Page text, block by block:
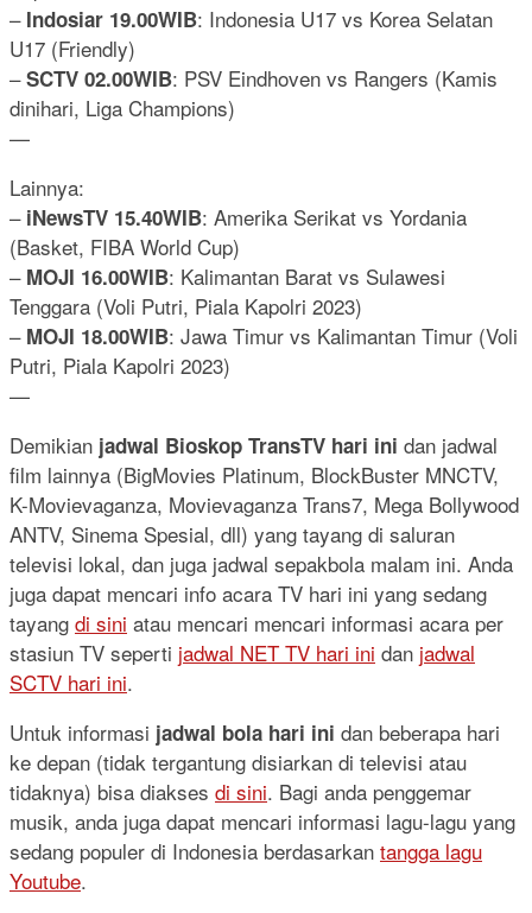
– Indosiar 19.00WIB: Indonesia U17 vs Korea Selatan
U17 (Friendly)
–SCTV 02.00WIB: PSV Eindhoven vs Rangers (Kamis
dinihari, Liga Champions)
—
Lainnya:
– iNewsTV 15.40WIB: Amerika Serikat vs Yordania
(Basket, FIBA World Cup)
– MOJI 16.00WIB: Kalimantan Barat vs Sulawesi
Tenggara (Voli Putri, Piala Kapolri 2023)
– MOJI 18.00WIB: Jawa Timur vs Kalimantan Timur (Voli
Putri, Piala Kapolri 2023)
—
Demikian jadwal Bioskop TransTV hari ini dan jadwal
film lainnya (BigMovies Platinum, BlockBuster MNCTV,
K-Movievaganza, Movievaganza Trans7, Mega Bollywood
ANTV, Sinema Spesial, dll) yang tayang di saluran
televisi lokal, dan juga jadwal sepakbola malam ini. Anda
juga dapat mencari info acara TV hari ini yang sedang
tayang di sini atau mencari mencari informasi acara per
stasiun TV seperti jadwal NET TV hari ini dan jadwal
SCTV hari ini.
Untuk informasi jadwal bola hari ini dan beberapa hari
ke depan (tidak tergantung disiarkan di televisi atau
tidaknya) bisa diakses di sini. Bagi anda penggemar
musik, anda juga dapat mencari informasi lagu-lagu yang
sedang populer di Indonesia berdasarkan tangga lagu
Youtube.